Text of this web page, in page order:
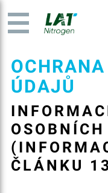
ÚDAJŮ
ČLÁNKU